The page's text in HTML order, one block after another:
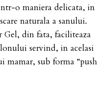
o maniera delicata, in
naturala a sanului.
Gel, din fata, faciliteaza
servind, in acelasi
mamar, sub forma “push